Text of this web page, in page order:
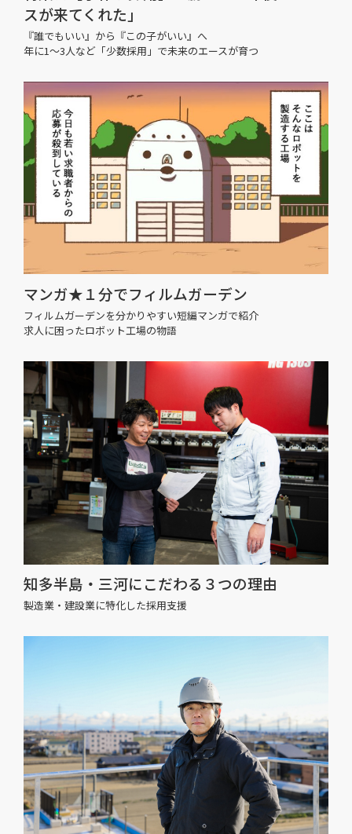
スが来てくれた」
『誰でもいい』から『この子がいい』へ
年に1〜3人など「少数採用」で未来のエースが育つ
マンガ★１分でフィルムガーデン
フィルムガーデンを分かりやすい短編マンガで紹介
求人に困ったロボット工場の物語
知多半島・三河にこだわる３つの理由
製造業・建設業に特化した採用支援